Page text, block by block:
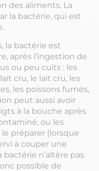
des aliments. La
la bactérie, qui est
la bactérie est
après l’ingestion de
ou peu cuits : les
cru, le lait cru, les
les poissons fumés,
peut aussi avoir
à la bouche après
ou les
préparer (lorsque
à couper une
bactérie n’altère pas
possible de